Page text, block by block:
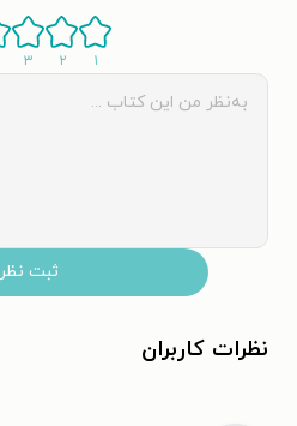
۱ ۲ ۳
ثبت نظر
نظرات کاربران